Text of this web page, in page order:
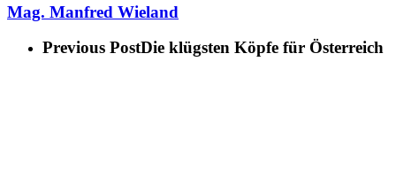
Mag. Manfred Wieland
Previous PostDie klügsten Köpfe für Österreich